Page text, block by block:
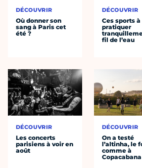
DÉCOUVRIR
Où donner son
sang à Paris cet
été ?
DÉCOUVRIR
Les concerts
parisiens à voir en
août
DÉCOUVRIR
Ces sports à
pratiquer
fil de l’eau
DÉCOUVRIR
On a testé
l’altinha, le
comme à
Copacabana